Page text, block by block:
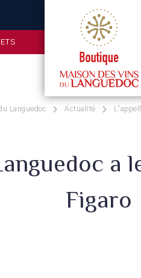
Languedoc Actualité
a
Figaro